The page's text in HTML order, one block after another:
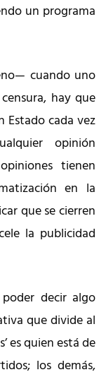
un programa
cuando uno
hay que
Estado cada vez
opinión
tienen
en la
que se cierren
la publicidad
decir algo
que divide al
es quien está de
los demás,